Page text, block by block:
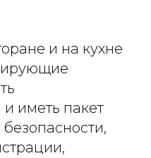
и на кухне
иметь пакет